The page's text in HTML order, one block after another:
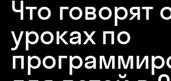
Что говорят
уроках по